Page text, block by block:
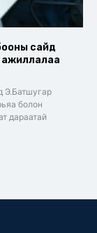
сайд
ажиллалаа
Э.Батшугар
болон
дараатай